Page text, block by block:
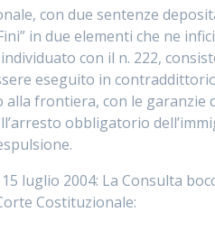
con due sentenze
in due elementi che ne
con il n. 222,
eseguito in
frontiera, con le garanzie
obbligatorio
15 luglio 2004: La Consulta
Costituzionale: